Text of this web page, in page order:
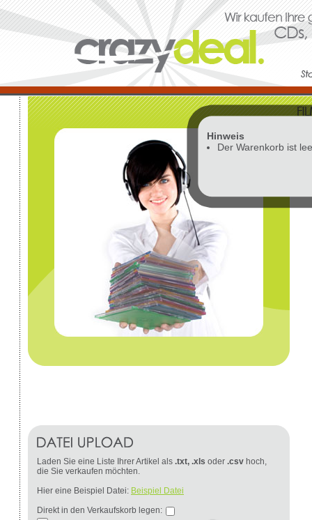
Hinweis
Der Warenkorb ist
Laden Sie eine Liste Ihrer Artikel als .txt, .xls oder .csv hoch,
die Sie verkaufen möchten.
Hier eine Beispiel Datei: Beispiel Datei
Direkt in den Verkaufskorb legen: